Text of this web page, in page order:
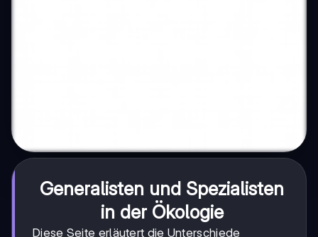
Generalisten und Spezialisten
in der Ökologie
Diese Seite erläutert die Unterschiede